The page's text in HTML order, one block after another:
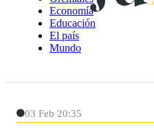
Economía
Educación
El país
Mundo
03 Feb 20:35